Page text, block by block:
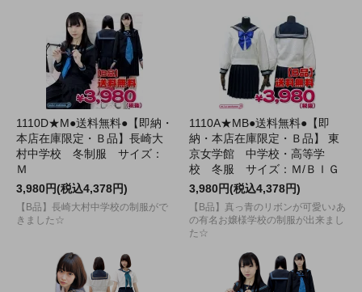
1110D★M●送料無料●【即納・
本店在庫限定・Ｂ品】長崎大
村中学校 冬制服 サイズ：
Ｍ
3,980円(税込4,378円)
【B品】長崎大村中学校の制服がで
きました☆
1110A★MB●送料無料●【即
納・本店在庫限定・Ｂ品】 東
京女学館 中学校・高等学
校 冬服 サイズ：Ｍ/ＢＩＧ
3,980円(税込4,378円)
【B品】真っ青のリボンが可愛い♪あ
の有名お嬢様学校の制服が出来まし
た☆